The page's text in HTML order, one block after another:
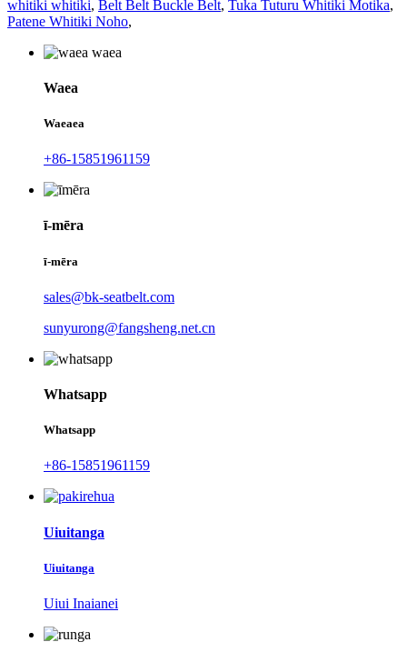
whitiki whitiki, Belt Belt Buckle Belt, Tuka Tuturu Whitiki Motika,
Patene Whitiki Noho,
Waea
Waeaea
+86-15851961159
ī-mēra
ī-mēra
sales@bk-seatbelt.com
sunyurong@fangsheng.net.cn
Whatsapp
Whatsapp
+86-15851961159
Uiuitanga
Uiuitanga
Uiui Inaianei